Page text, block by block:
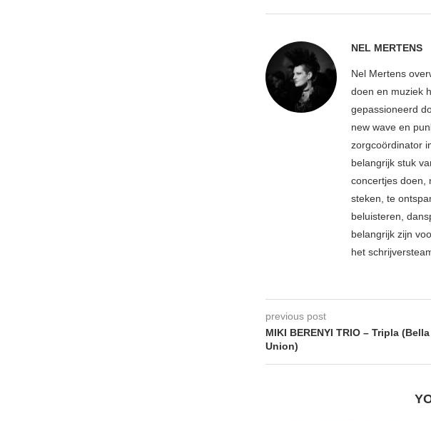
NEL MERTENS
Nel Mertens
doen en muziek
gepassioneerd
new wave en
zorgcoördinator
belangrijk stuk
concertjes doen,
steken, te
beluisteren,
belangrijk zijn
het
previous post
MIKI BERENYI TRIO – Tripla (Bella
Union)